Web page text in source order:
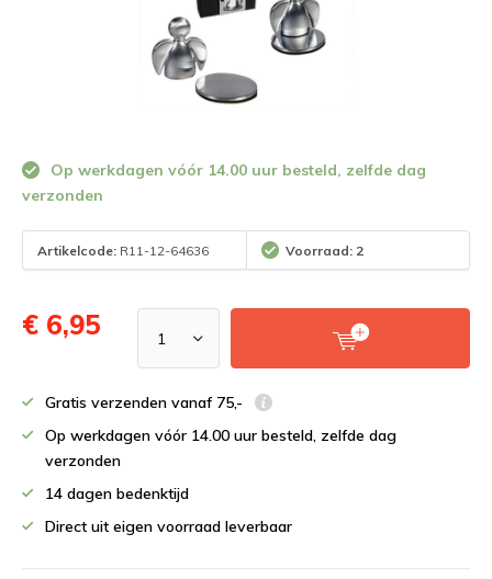
Op werkdagen vóór 14.00 uur besteld, zelfde dag
verzonden
Artikelcode: R11-12-64636 Voorraad: 2
€ 6,95
Gratis verzenden vanaf 75,-
Op werkdagen vóór 14.00 uur besteld, zelfde dag
verzonden
14 dagen bedenktijd
Direct uit eigen voorraad leverbaar